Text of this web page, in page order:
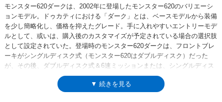
モンスター620ダークは、2002年に登場したモンスター620のバリエーシ
ョンモデル。ドゥカティにおける「ダーク」とは、ベースモデルから装備
を少し簡略化し、価格を抑えたグレード。手に入れやすいエントリーモデ
ルとして、或いは、購入後のカスタマイズが予定されている場合の選択肢
として設定されていた。登場時のモンスター620ダークは、フロントブレ
ーキがシングルディスク式（モンスター620はダブルディスク）だった
が、その後、ダブルディスク式＆6速ミッションまたは、シングルディス
ク式＆5速ミッションが選択できるようになった。2004年からモンスター
620に装備されるようになったフライスクリーン（メーターバイザー）と
▼ 続きを見る